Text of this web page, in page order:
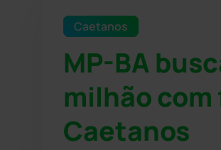
Caetanos
MP-BA
milhão
Caetanos